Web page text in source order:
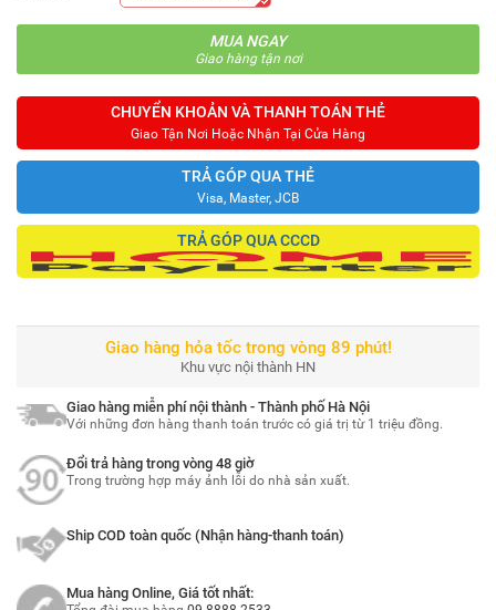
MUA NGAY
Giao hàng tận nơi
CHUYỂN KHOẢN VÀ THANH TOÁN THẺ
Giao Tận Nơi Hoặc Nhận Tại Cửa Hàng
TRẢ GÓP QUA THẺ
Visa, Master, JCB
TRẢ GÓP QUA CCCD
Giao hàng hỏa tốc trong vòng 89 phút!
Khu vực nội thành HN
Giao hàng miễn phí nội thành - Thành phố Hà Nội
Với những đơn hàng thanh toán trước có giá trị từ 1 triệu đồng.
Đổi trả hàng trong vòng 48 giờ
Trong trường hợp máy ảnh lỗi do nhà sản xuất.
Ship COD toàn quốc (Nhận hàng-thanh toán)
Mua hàng Online, Giá tốt nhất: